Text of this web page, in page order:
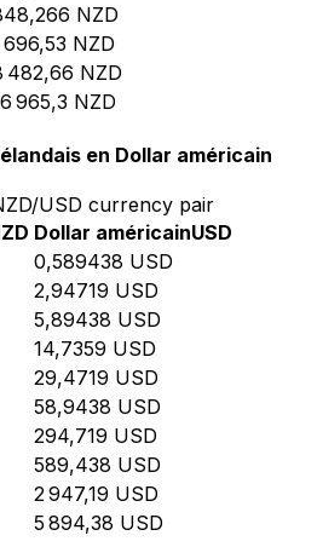
NZD
696,53 NZD
482,66 NZD
965,3 NZD
en Dollar américain
USD currency pair
Dollar américainUSD
0,589438 USD
2,94719 USD
5,89438 USD
14,7359 USD
29,4719 USD
58,9438 USD
294,719 USD
589,438 USD
2 947,19 USD
5 894,38 USD